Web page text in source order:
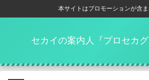
本サイトはプロモーションが含
セカイの案内人『プロセカグ